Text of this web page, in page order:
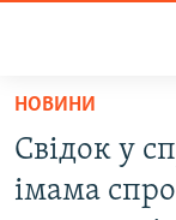
Перейти
основного
матеріалу
ВОДА.КРИМ
ВІДЕО ТА ФОТО
НОВИНИ
Свідок у
імама